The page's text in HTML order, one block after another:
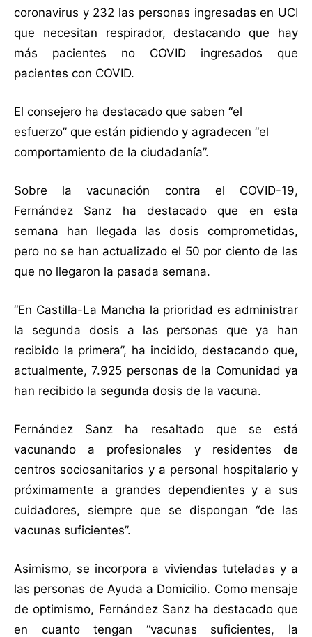
coronavirus y 232 las personas ingresadas en UCI
que necesitan respirador, destacando que hay
más pacientes no COVID ingresados que
pacientes con COVID.
El consejero ha destacado que saben “el
esfuerzo” que están pidiendo y agradecen “el
comportamiento de la ciudadanía”.
Sobre la vacunación contra el COVID-19,
Fernández Sanz ha destacado que en esta
semana han llegada las dosis comprometidas,
pero no se han actualizado el 50 por ciento de las
que no llegaron la pasada semana.
“En Castilla-La Mancha la prioridad es administrar
la segunda dosis a las personas que ya han
recibido la primera”, ha incidido, destacando que,
actualmente, 7.925 personas de la Comunidad ya
han recibido la segunda dosis de la vacuna.
Fernández Sanz ha resaltado que se está
vacunando a profesionales y residentes de
centros sociosanitarios y a personal hospitalario y
próximamente a grandes dependientes y a sus
cuidadores, siempre que se dispongan “de las
vacunas suficientes”.
Asimismo, se incorpora a viviendas tuteladas y a
las personas de Ayuda a Domicilio. Como mensaje
de optimismo, Fernández Sanz ha destacado que
en cuanto tengan “vacunas suficientes, la